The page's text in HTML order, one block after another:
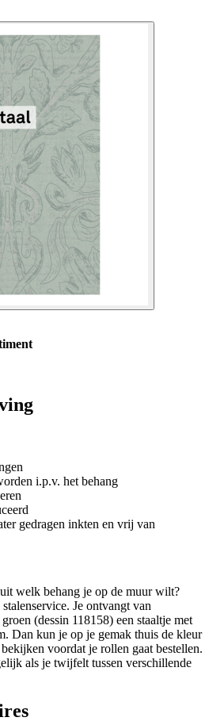
i.p.v. het behang
gedragen inkten en vrij van
welk behang je op de muur wilt?
Je ontvangt van
(dessin 118158) een staaltje met
Dan kun je op je gemak thuis de kleur
voordat je rollen gaat bestellen.
als je twijfelt tussen verschillende